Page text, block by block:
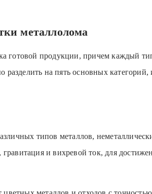
металлолома
готовой продукции, причем каждый
на пять основных категорий,
типов металлов,
и вихревой ток, для